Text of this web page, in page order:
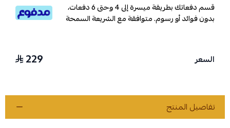
قسم دفعاتك بطريقة ميسرة إلى 4 وحتى 6 دفعات،
بدون فوائد أو رسوم. متوافقة مع الشريعة السمحة
السعر 229
تفاصيل المنتج